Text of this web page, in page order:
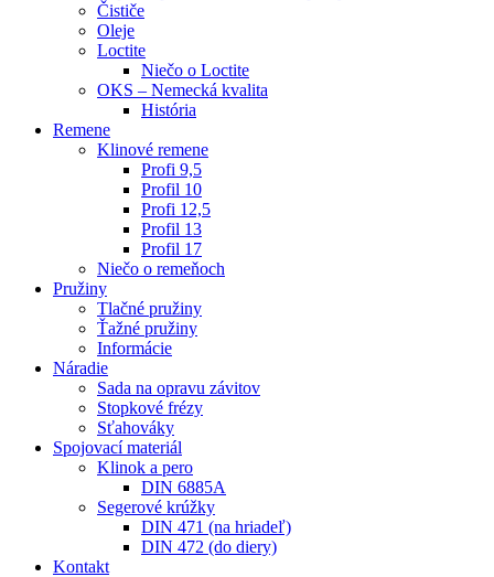
Čističe
Oleje
Loctite
Niečo o Loctite
OKS – Nemecká kvalita
História
Remene
Klinové remene
Profi 9,5
Profil 10
Profi 12,5
Profil 13
Profil 17
Niečo o remeňoch
Pružiny
Tlačné pružiny
Ťažné pružiny
Informácie
Náradie
Sada na opravu závitov
Stopkové frézy
Sťahováky
Spojovací materiál
Klinok a pero
DIN 6885A
Segerové krúžky
DIN 471 (na hriadeľ)
DIN 472 (do diery)
Kontakt